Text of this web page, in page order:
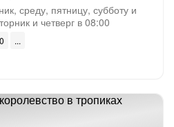
среду, пятницу, субботу и
и четверг в 08:00